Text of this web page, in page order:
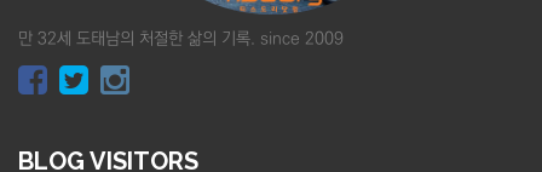
만 32세 도태남의 처절한 삶의 기록. since 2009
BLOG VISITORS